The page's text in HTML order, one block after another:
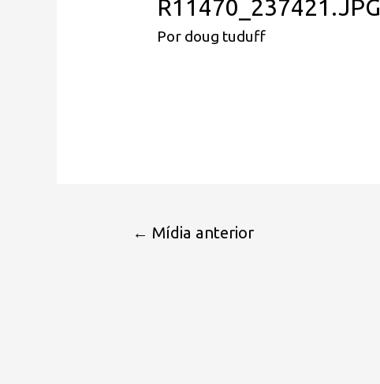
R11470_237421.JPG
Por doug tuduff
← Mídia anterior